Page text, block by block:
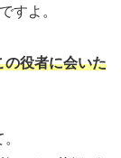
すよ。
の役者に会いた